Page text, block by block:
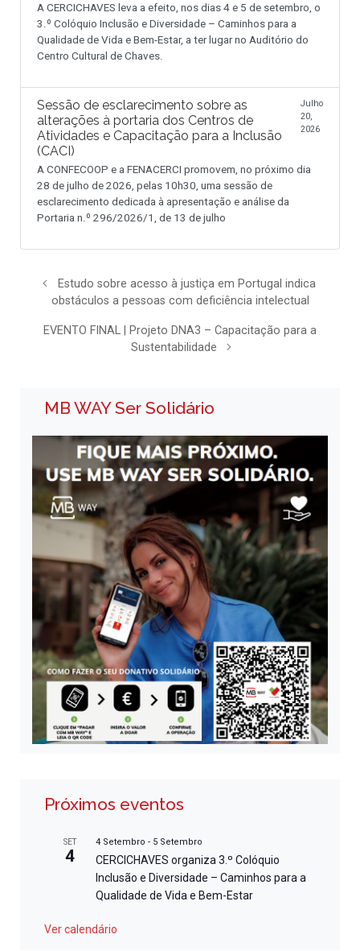
A CERCICHAVES leva a efeito, nos dias 4 e 5 de setembro, o
3.º Colóquio Inclusão e Diversidade – Caminhos para a
Qualidade de Vida e Bem-Estar, a ter lugar no Auditório do
Centro Cultural de Chaves.
Sessão de esclarecimento sobre as
alterações à portaria dos Centros de
Atividades e Capacitação para a Inclusão
(CACI)
Julho
20,
2026
A CONFECOOP e a FENACERCI promovem, no próximo dia
28 de julho de 2026, pelas 10h30, uma sessão de
esclarecimento dedicada à apresentação e análise da
Portaria n.º 296/2026/1, de 13 de julho
Estudo sobre acesso à justiça em Portugal indica
obstáculos a pessoas com deficiência intelectual
EVENTO FINAL | Projeto DNA3 – Capacitação para a
Sustentabilidade
MB WAY Ser Solidário
Próximos eventos
SET
4
4 Setembro - 5 Setembro
CERCICHAVES organiza 3.º Colóquio
Inclusão e Diversidade – Caminhos para a
Qualidade de Vida e Bem-Estar
Ver calendário